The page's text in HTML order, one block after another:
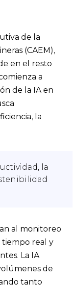
de la
(CAEM),
en el resto
a
de la IA en
la
la
al monitoreo
tiempo real y
La IA
de
tanto